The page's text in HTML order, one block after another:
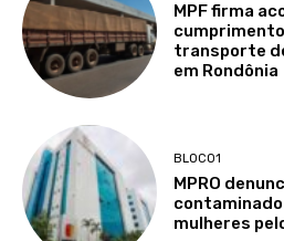
MPF firma
transporte
em Rondônia
BLOCO1
MPRO
mulheres